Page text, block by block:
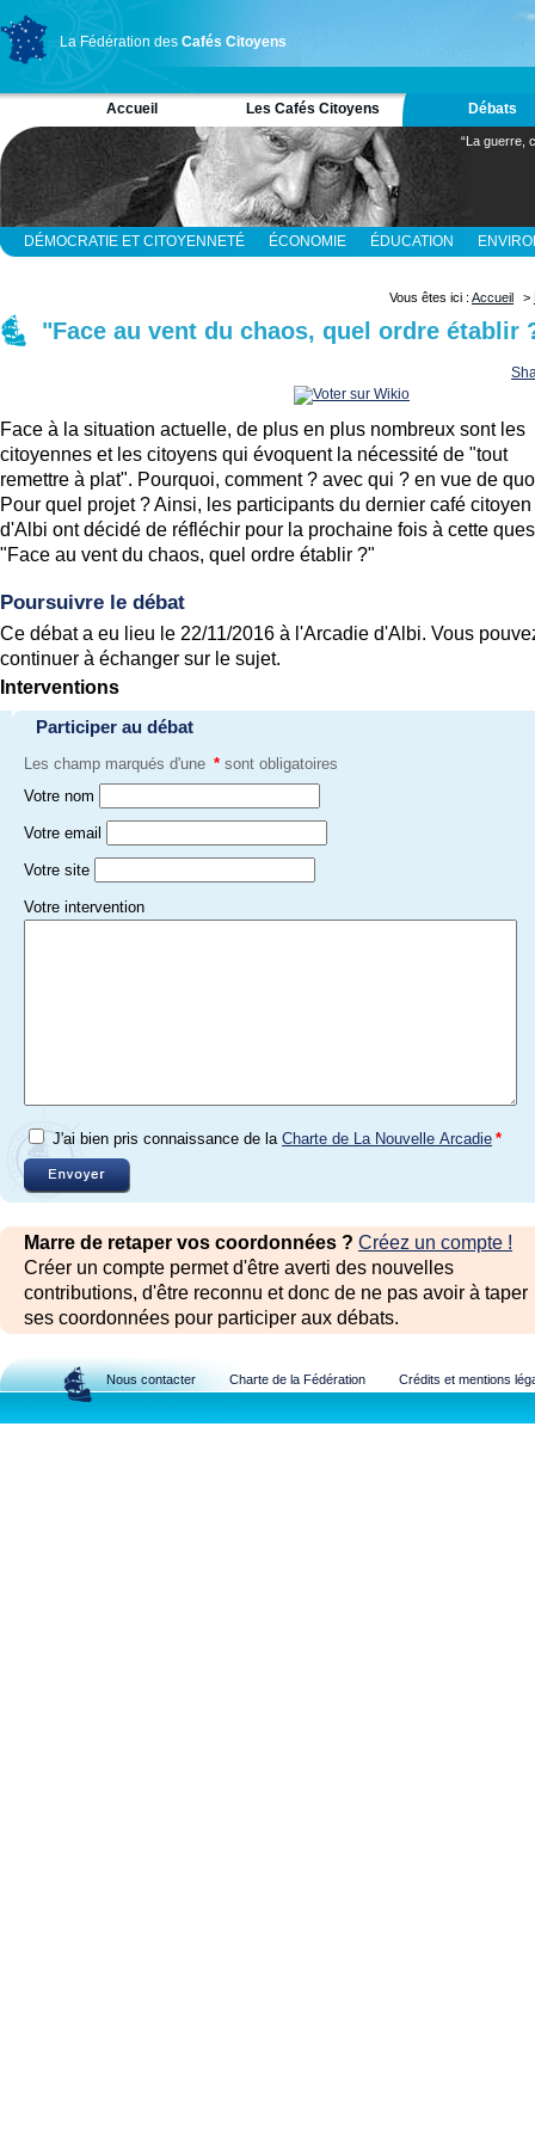
La Fédération des Cafés Citoyens
Accueil Les Cafés Citoyens Débats
“La guerre,
DÉMOCRATIE ET CITOYENNETÉ ÉCONOMIE ÉDUCATION
Vous êtes ici : Accueil >
"Face au vent du chaos, quel ordre établir
Face à la situation actuelle, de plus en plus nombreux sont les
citoyennes et les citoyens qui évoquent la nécessité de "tout
remettre à plat". Pourquoi, comment ? avec qui ? en vue de
Pour quel projet ? Ainsi, les participants du dernier café citoyen
d'Albi ont décidé de réfléchir pour la prochaine fois à cette
"Face au vent du chaos, quel ordre établir ?"
Poursuivre le débat
Ce débat a eu lieu le 22/11/2016 à l'Arcadie d'Albi. Vous
continuer à échanger sur le sujet.
Interventions
Participer au débat
Les champ marqués d'une * sont obligatoires
Votre nom
Votre email
Votre site
Votre intervention
J'ai bien pris connaissance de la Charte de La Nouvelle Arcadie *
Marre de retaper vos coordonnées ? Créez un compte !
Créer un compte permet d'être averti des nouvelles
contributions, d'être reconnu et donc de ne pas avoir à taper
ses coordonnées pour participer aux débats.
Nous contacter Charte de la Fédération Crédits et mentions